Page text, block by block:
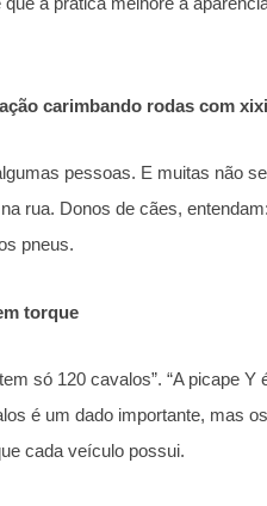
carimbando rodas com xixi
pessoas. E muitas não
rua. Donos de cães,
pneus.
torque
só 120 cavalos”. “A picape Y
é um dado importante, mas
cada veículo possui.